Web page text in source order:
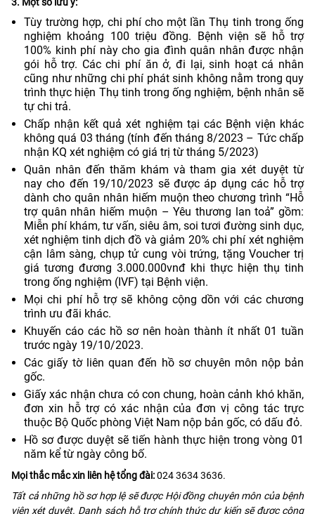
Tùy trường hợp, chi phí cho một lần Thụ tinh trong ống
nghiệm khoảng 100 triệu đồng. Bệnh viện sẽ hỗ trợ
100% kinh phí này cho gia đình quân nhân được nhận
gói hỗ trợ. Các chi phí ăn ở, đi lại, sinh hoạt cá nhân
cũng như những chi phí phát sinh không nằm trong quy
trình thực hiện Thụ tinh trong ống nghiệm, bệnh nhân sẽ
tự chi trả.
Chấp nhận kết quả xét nghiệm tại các Bệnh viện khác
không quá 03 tháng (tính đến tháng 8/2023 – Tức chấp
nhận KQ xét nghiệm có giá trị từ tháng 5/2023)
Quân nhân đến thăm khám và tham gia xét duyệt từ
nay cho đến 19/10/2023 sẽ được áp dụng các hỗ trợ
dành cho quân nhân hiếm muộn theo chương trình “Hỗ
trợ quân nhân hiếm muộn – Yêu thương lan toả” gồm:
Miễn phí khám, tư vấn, siêu âm, soi tươi đường sinh dục,
xét nghiệm tinh dịch đồ và giảm 20% chi phí xét nghiệm
cận lâm sàng, chụp tử cung vòi trứng, tặng Voucher trị
giá tương đương 3.000.000vnđ khi thực hiện thụ tinh
trong ống nghiệm (IVF) tại Bệnh viện.
Mọi chi phí hỗ trợ sẽ không cộng dồn với các chương
trình ưu đãi khác.
Khuyến cáo các hồ sơ nên hoàn thành ít nhất 01 tuần
trước ngày 19/10/2023.
Các giấy tờ liên quan đến hồ sơ chuyên môn nộp bản
gốc.
Giấy xác nhận chưa có con chung, hoàn cảnh khó khăn,
đơn xin hỗ trợ có xác nhận của đơn vị công tác trực
thuộc Bộ Quốc phòng Việt Nam nộp bản gốc, có dấu đỏ.
Hồ sơ được duyệt sẽ tiến hành thực hiện trong vòng 01
năm kể từ ngày công bố.
Mọi thắc mắc xin liên hệ tổng đài:024 3634 3636.
Tất cả những hồ sơ hợp lệ sẽ được Hội đồng chuyên môn của bệnh
viện xét duyệt. Danh sách hỗ trợ chính thức dự kiến sẽ được công